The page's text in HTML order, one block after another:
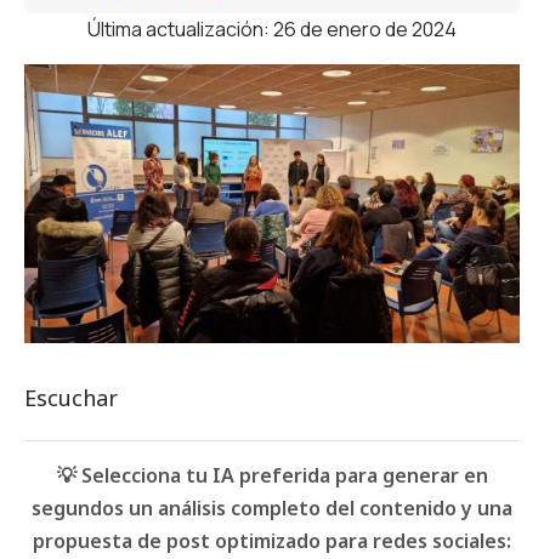
Última actualización: 26 de enero de 2024
Escuchar
💡 Selecciona tu IA preferida para generar en
segundos un análisis completo del contenido y una
propuesta de post optimizado para redes sociales: